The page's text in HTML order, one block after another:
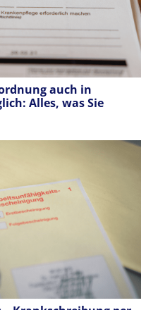
auch in
Alles, was Sie